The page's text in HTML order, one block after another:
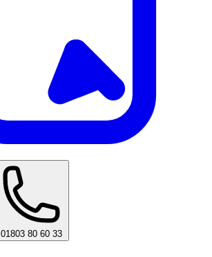
01803 80 60 33